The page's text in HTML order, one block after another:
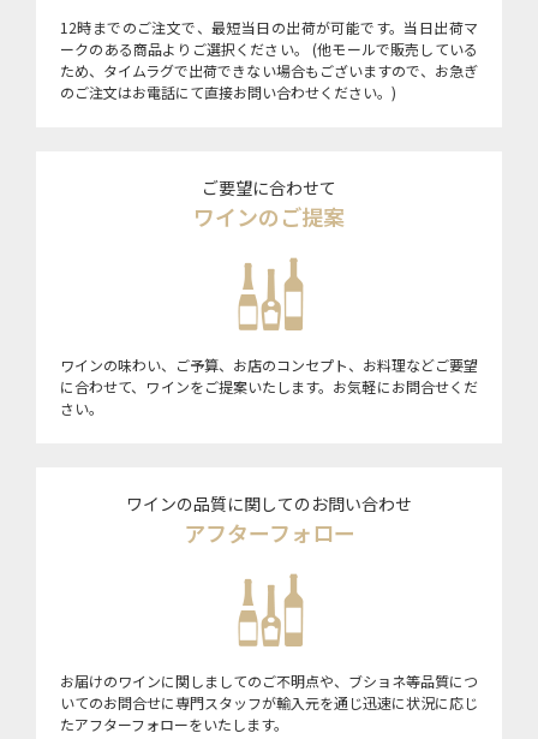
12時までのご注文で、最短当日の出荷が可能です。当日出荷マ
ークのある商品よりご選択ください。 (他モールで販売している
ため、タイムラグで出荷できない場合もございますので、お急ぎ
のご注文はお電話にて直接お問い合わせください。)
ご要望に合わせて
ワインのご提案
ワインの味わい、ご予算、お店のコンセプト、お料理などご要望
に合わせて、ワインをご提案いたします。お気軽にお問合せくだ
さい。
ワインの品質に関してのお問い合わせ
アフターフォロー
お届けのワインに関しましてのご不明点や、ブショネ等品質につ
いてのお問合せに専門スタッフが輸入元を通じ迅速に状況に応じ
たアフターフォローをいたします。